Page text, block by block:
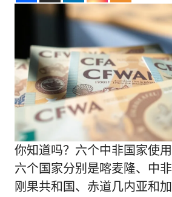
你知道吗？六个中非国家使
六个国家分别是喀麦隆、中非
刚果共和国、赤道几内亚和